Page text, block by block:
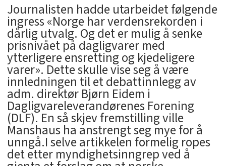
Journalisten hadde utarbeidet følgende
ingress «Norge har verdensrekorden i
dårlig utvalg. Og det er mulig å senke
prisnivået på dagligvarer med
ytterligere ensretting og kjedeligere
varer». Dette skulle vise seg å være
innledningen til et debattinnlegg av
adm. direktør Bjørn Eidem i
Dagligvareleverandørenes Forening
(DLF). En så skjev fremstilling ville
Manshaus ha anstrengt seg mye for å
unngå.I selve artikkelen formelig ropes
det etter myndighetsinngrep ved å